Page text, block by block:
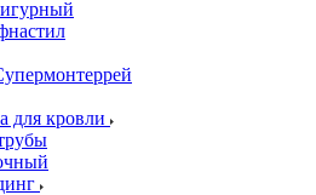
для кровли